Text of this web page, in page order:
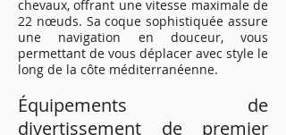
chevaux, offrant une vitesse maximale de
22 nœuds. Sa coque sophistiquée assure
une navigation en douceur, vous
permettant de vous déplacer avec style le
long de la côte méditerranéenne.
Équipements de
divertissement de premier